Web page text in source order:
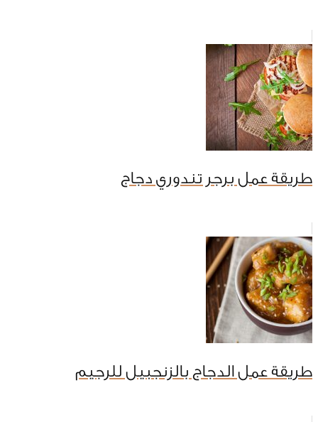
طريقة عمل برجر تندوري دجاج
طريقة عمل الدجاج بالزنجبيل للرجيم